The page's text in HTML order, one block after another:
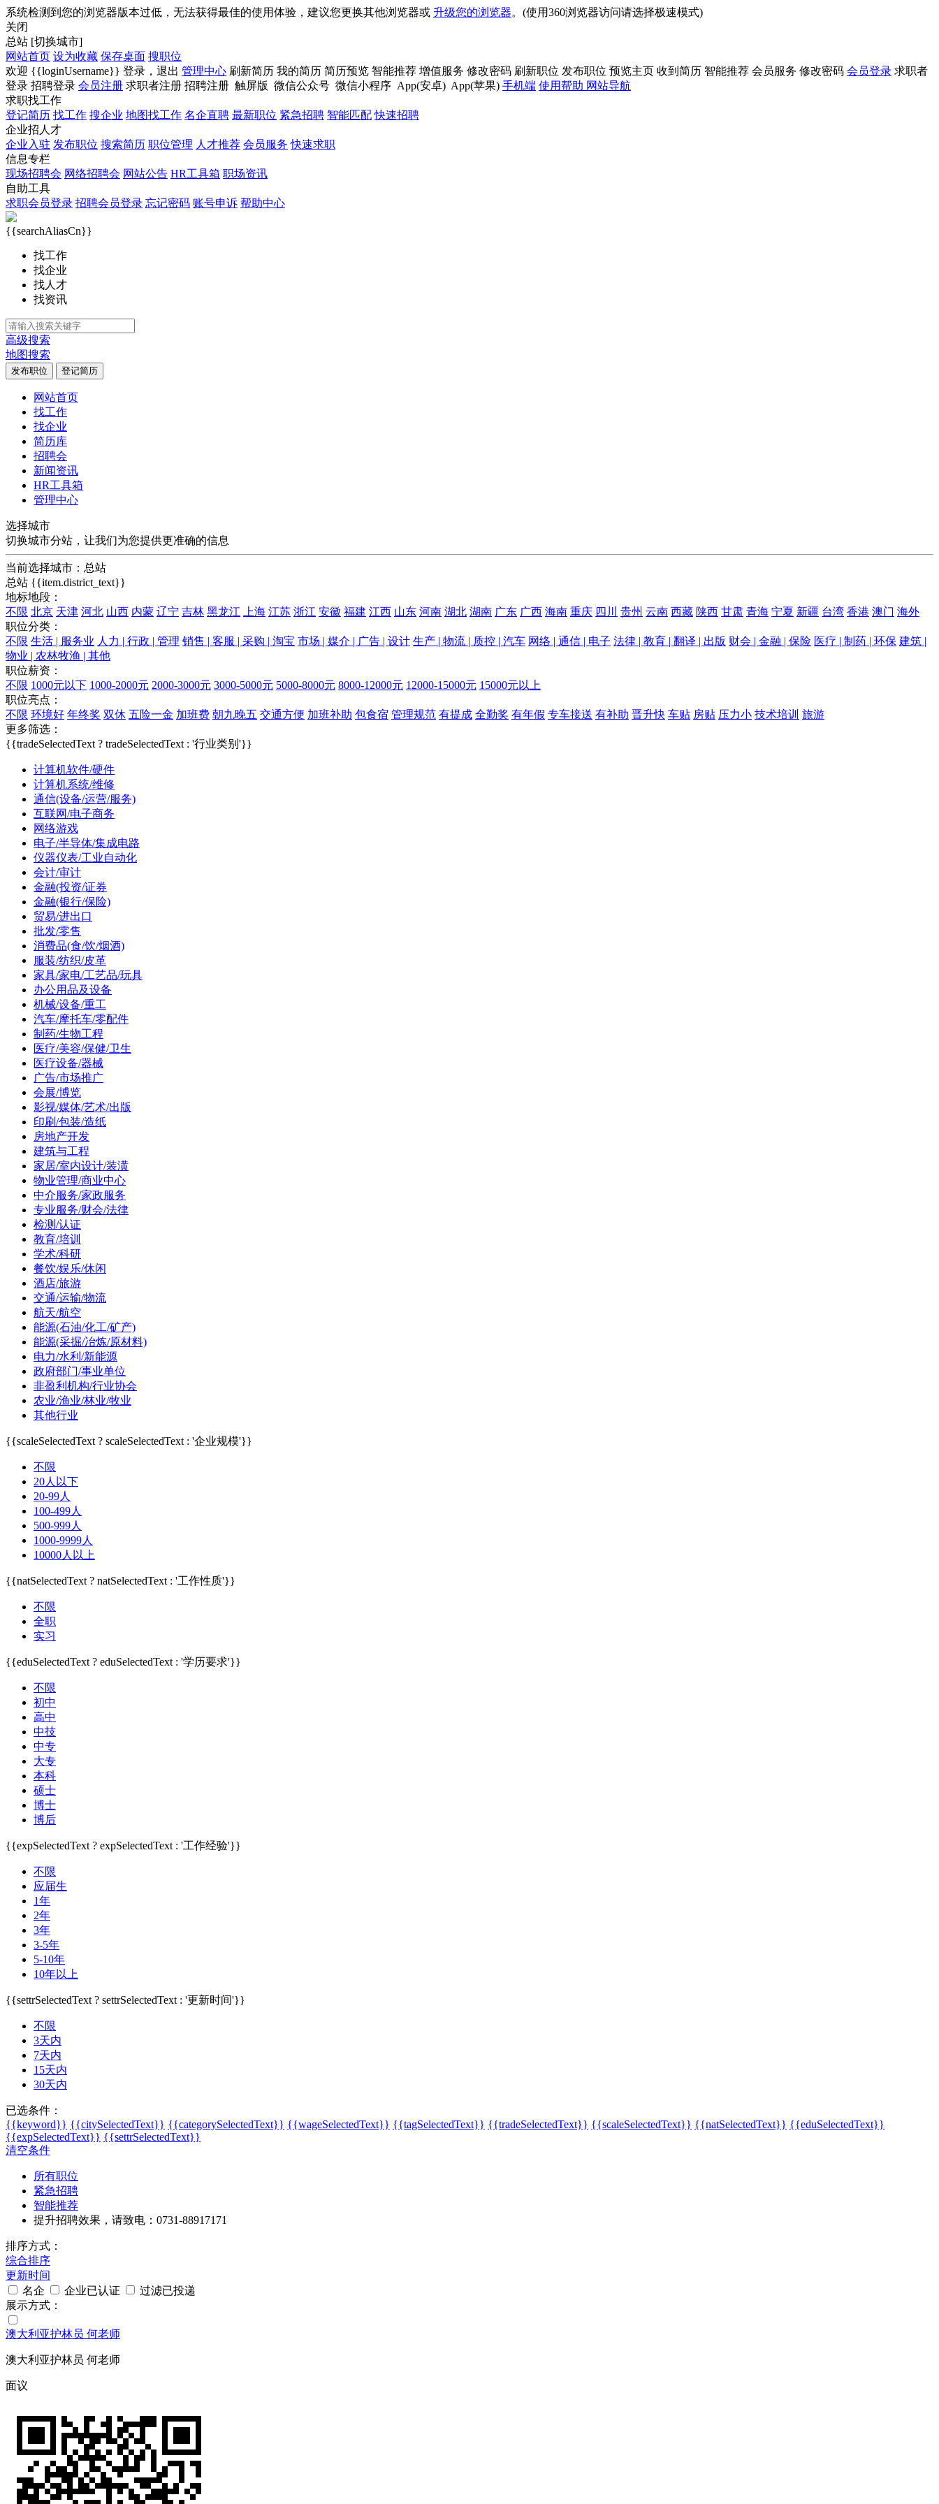
系统检测到您的浏览器版本过低，无法获得最佳的使用体验，建议您更换其他浏览器或 升级您的浏览器。(使用360浏览器访问请选择极速模式)
关闭
总站 [切换城市]
网站首页 设为收藏 保存桌面 搜职位
欢迎 {{loginUsername}} 登录， 退出 管理中心 刷新简历 我的简历 简历预览 智能推荐 增值服务 修改密码 刷新职位 发布职位 预览主页 收到简历 智能推荐 会员服务 修改密码 会员登录 求职者
登录 招聘登录 会员注册 求职者注册 招聘注册 触屏版 微信公众号 微信小程序 App(安卓) App(苹果) 手机端 使用帮助 网站导航
求职找工作
登记简历 找工作 搜企业 地图找工作 名企直聘 最新职位 紧急招聘 智能匹配 快速招聘
企业招人才
企业入驻 发布职位 搜索简历 职位管理 人才推荐 会员服务 快速求职
信息专栏
现场招聘会 网络招聘会 网站公告 HR工具箱 职场资讯
自助工具
求职会员登录 招聘会员登录 忘记密码 账号申诉 帮助中心
{{searchAliasCn}}
找工作
找企业
找人才
找资讯
高级搜索
地图搜索
发布职位 登记简历
网站首页
找工作
找企业
简历库
招聘会
新闻资讯
HR工具箱
管理中心
选择城市
切换城市分站，让我们为您提供更准确的信息
当前选择城市： 总站
总站 {{item.district_text}}
地标地段：
不限 北京 天津 河北 山西 内蒙 辽宁 吉林 黑龙江 上海 江苏 浙江 安徽 福建 江西 山东 河南 湖北 湖南 广东 广西 海南 重庆 四川 贵州 云南 西藏 陕西 甘肃 青海 宁夏 新疆 台湾 香港 澳门 海外
职位分类：
不限 生活 | 服务业 人力 | 行政 | 管理 销售 | 客服 | 采购 | 淘宝 市场 | 媒介 | 广告 | 设计 生产 | 物流 | 质控 | 汽车 网络 | 通信 | 电子 法律 | 教育 | 翻译 | 出版 财会 | 金融 | 保险 医疗 | 制药 | 环保 建筑 |
物业 | 农林牧渔 | 其他
职位薪资：
不限 1000元以下 1000-2000元 2000-3000元 3000-5000元 5000-8000元 8000-12000元 12000-15000元 15000元以上
职位亮点：
不限 环境好 年终奖 双休 五险一金 加班费 朝九晚五 交通方便 加班补助 包食宿 管理规范 有提成 全勤奖 有年假 专车接送 有补助 晋升快 车贴 房贴 压力小 技术培训 旅游
更多筛选：
{{tradeSelectedText ? tradeSelectedText : '行业类别'}}
计算机软件/硬件
计算机系统/维修
通信(设备/运营/服务)
互联网/电子商务
网络游戏
电子/半导体/集成电路
仪器仪表/工业自动化
会计/审计
金融(投资/证券
金融(银行/保险)
贸易/进出口
批发/零售
消费品(食/饮/烟酒)
服装/纺织/皮革
家具/家电/工艺品/玩具
办公用品及设备
机械/设备/重工
汽车/摩托车/零配件
制药/生物工程
医疗/美容/保健/卫生
医疗设备/器械
广告/市场推广
会展/博览
影视/媒体/艺术/出版
印刷/包装/造纸
房地产开发
建筑与工程
家居/室内设计/装潢
物业管理/商业中心
中介服务/家政服务
专业服务/财会/法律
检测/认证
教育/培训
学术/科研
餐饮/娱乐/休闲
酒店/旅游
交通/运输/物流
航天/航空
能源(石油/化工/矿产)
能源(采掘/冶炼/原材料)
电力/水利/新能源
政府部门/事业单位
非盈利机构/行业协会
农业/渔业/林业/牧业
其他行业
{{scaleSelectedText ? scaleSelectedText : '企业规模'}}
不限
20人以下
20-99人
100-499人
500-999人
1000-9999人
10000人以上
{{natSelectedText ? natSelectedText : '工作性质'}}
不限
全职
实习
{{eduSelectedText ? eduSelectedText : '学历要求'}}
不限
初中
高中
中技
中专
大专
本科
硕士
博士
博后
{{expSelectedText ? expSelectedText : '工作经验'}}
不限
应届生
1年
2年
3年
3-5年
5-10年
10年以上
{{settrSelectedText ? settrSelectedText : '更新时间'}}
不限
3天内
7天内
15天内
30天内
已选条件：
{{keyword}} {{citySelectedText}} {{categorySelectedText}} {{wageSelectedText}} {{tagSelectedText}} {{tradeSelectedText}} {{scaleSelectedText}} {{natSelectedText}} {{eduSelectedText}}
{{expSelectedText}} {{settrSelectedText}}
清空条件
所有职位
紧急招聘
智能推荐
提升招聘效果，请致电：0731-88917171
排序方式：
综合排序
更新时间
名企
企业已认证
过滤已投递
展示方式：
澳大利亚护林员 何老师
澳大利亚护林员 何老师
面议